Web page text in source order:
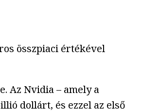
összpiaci értékével
Az Nvidia – amely a
dollárt, és ezzel az első